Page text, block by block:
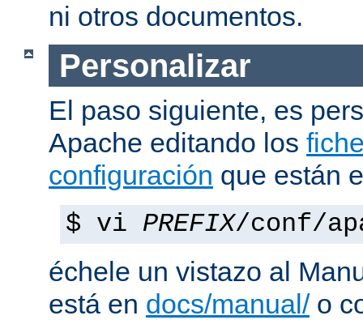
ni otros documentos.
Personalizar
El paso siguiente, es
Apache editando los
configuración que están
$ vi PREFIX/conf/
échele un vistazo al
está en docs/manual/o